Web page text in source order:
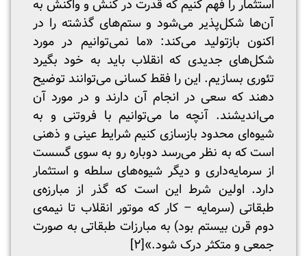
استثمار را فهم کنیم که قدرت در کنش و واکنش به
آن‌ها شکل‌پذیر می‌شود و ستم‌های گذشته را در
اکنون بازتولید می‌کند: «ما نمی‌توانیم در مورد
شکل‌های جدیدی که انقلاب باید به خود بگیرد
تئوری بسازیم. این را فقط کسانی می‌توانند توضیح
دهند که سعی در انجام آن دارند و در مورد آن
می‌اندیشند. آنچه ما می‌توانیم با فروتنی و به
شیوه‌ای محدود بازسازی کنیم شرایط عینی و ذهنی
است که به نظر می‌رسد دوباره رو به سوی گسست
از سرمایه‌داری و دیگر شیوه‌های سلطه و استثمار
دارد. اولین شرط این است که گذر از مبارزه‌ی
طبقاتی (سرمایه – کار که موتور انقلاب تا نیمه‌ی
دوم قرن بیستم بود) به مبارزات طبقاتی به صورت
جمعی و متکثر درک شود.»[۲]